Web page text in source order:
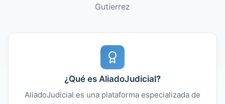
Gutierrez
¿Qué es AliadoJudicial?
AliadoJudicial es una plataforma especializada de